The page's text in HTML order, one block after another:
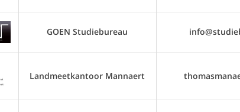
GOEN Studiebureau
Landmeetkantoor Mannaert